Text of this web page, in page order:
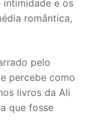
intimidade e os
romântica,
pelo
percebe como
livros da Ali
que fosse